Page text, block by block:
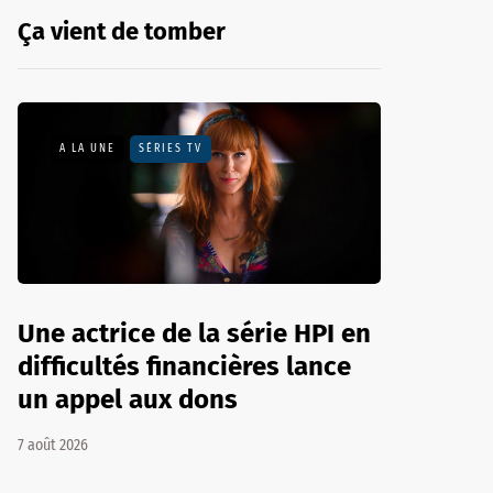
Ça vient de tomber
A LA UNE SÉRIES TV
Une actrice de la série HPI en
difficultés financières lance
un appel aux dons
7 août 2026